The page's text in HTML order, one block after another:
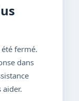
fermé.
dans